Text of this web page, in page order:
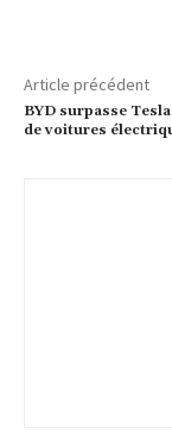
Article précédent
BYD surpasse
de voitures